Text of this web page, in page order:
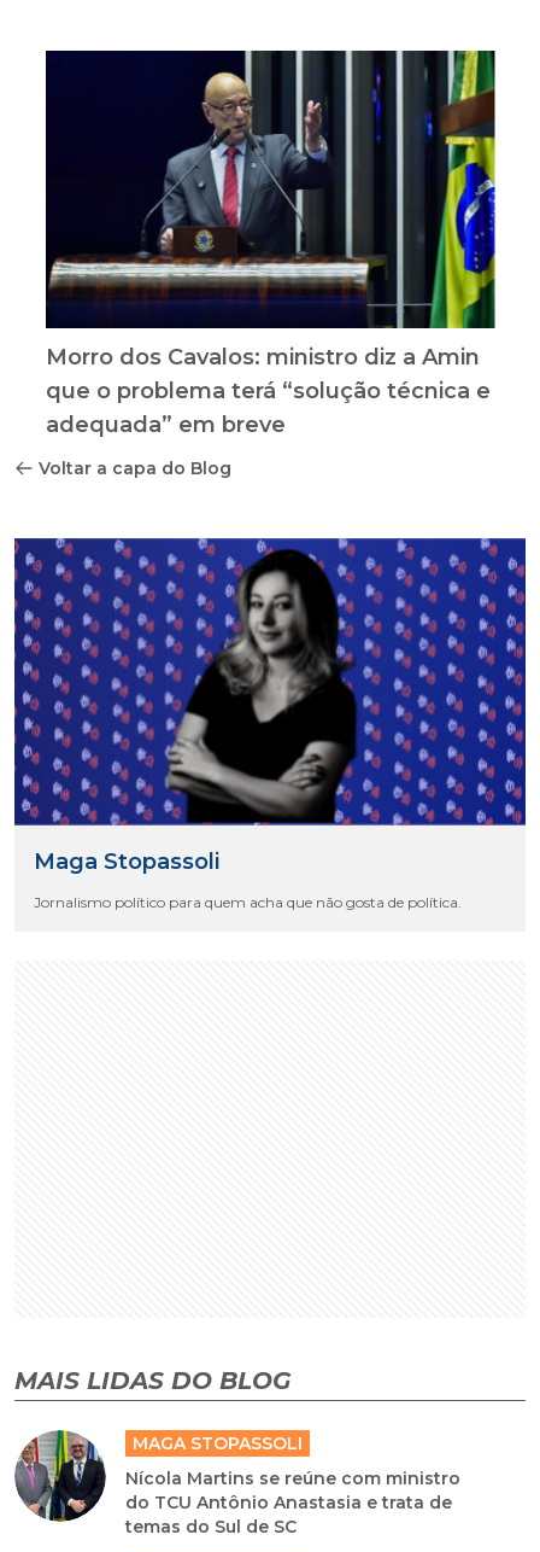
Morro dos Cavalos: ministro diz a Amin
que o problema terá “solução técnica e
adequada” em breve
Voltar a capa do Blog
Maga Stopassoli
Jornalismo político para quem acha que não gosta de política.
MAIS LIDAS DO BLOG
MAGA STOPASSOLI
Nícola Martins se reúne com ministro
do TCU Antônio Anastasia e trata de
temas do Sul de SC